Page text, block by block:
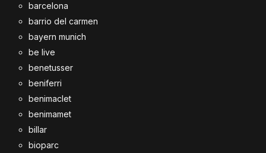
barcelona
barrio del carmen
bayern munich
be live
benetusser
beniferri
benimaclet
benimamet
billar
bioparc